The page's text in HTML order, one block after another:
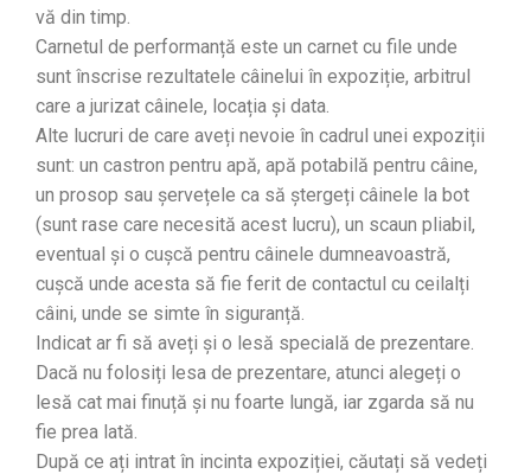
vă din timp.
Carnetul de performanță este un carnet cu file unde
sunt înscrise rezultatele câinelui în expoziție, arbitrul
care a jurizat câinele, locația și data.
Alte lucruri de care aveți nevoie în cadrul unei expoziții
sunt: un castron pentru apă, apă potabilă pentru câine,
un prosop sau șervețele ca să ștergeți câinele la bot
(sunt rase care necesită acest lucru), un scaun pliabil,
eventual și o cușcă pentru câinele dumneavoastră,
cușcă unde acesta să fie ferit de contactul cu ceilalți
câini, unde se simte în siguranță.
Indicat ar fi să aveți și o lesă specială de prezentare.
Dacă nu folosiți lesa de prezentare, atunci alegeți o
lesă cat mai finuță și nu foarte lungă, iar zgarda să nu
fie prea lată.
După ce ați intrat în incinta expoziției, căutați să vedeți